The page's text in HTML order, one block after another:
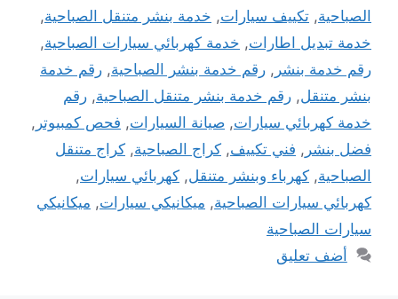
الصباحية, تكييف سيارات, خدمة بنشر متنقل الصباحية,
خدمة تبديل اطارات, خدمة كهربائي سيارات الصباحية,
رقم خدمة بنشر , رقم خدمة بنشر الصباحية, رقم خدمة
بنشر متنقل, رقم خدمة بنشر متنقل الصباحية, رقم
خدمة كهربائي سيارات, صيانة السيارات, فحص كمبيوتر ,
فضل بنشر , فني تكييف, كراج الصباحية, كراج متنقل
الصباحية, كهرباء وبنشر متنقل, كهربائي سيارات,
كهربائي سيارات الصباحية, ميكانيكي سيارات, ميكانيكي
سيارات الصباحية
أضف تعليق